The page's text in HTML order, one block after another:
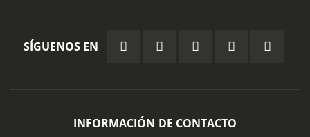
SÍGUENOS EN
INFORMACIÓN DE CONTACTO